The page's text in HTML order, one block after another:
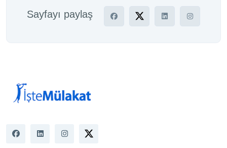
Sayfayı paylaş